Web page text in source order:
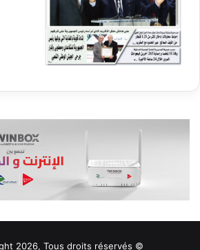
© Copyright 2026, Tous droits réservés |